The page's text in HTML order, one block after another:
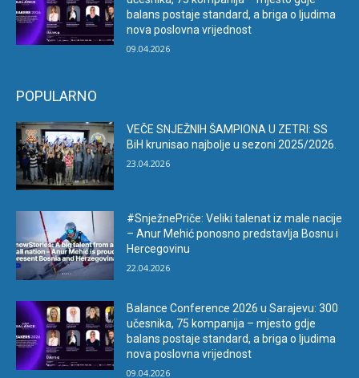
balans postaje standard, a briga o ljudima
nova poslovna vrijednost
09.04.2026
POPULARNO
VEČE SNJEŽNIH ŠAMPIONA U ZETRI: SS
BiH krunisao najbolje u sezoni 2025/2026.
23.04.2026
#SnježnePriče: Veliki talenat iz male nacije
– Anur Mehić ponosno predstavlja Bosnu i
Hercegovinu
22.04.2026
Balance Conference 2026 u Sarajevu: 300
učesnika, 75 kompanija – mjesto gdje
balans postaje standard, a briga o ljudima
nova poslovna vrijednost
09.04.2026